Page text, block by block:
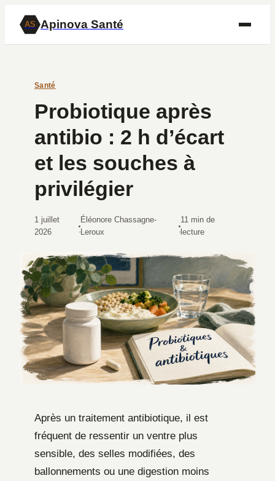
AS Apinova Santé
Santé
Probiotique après
antibio : 2 h d’écart
et les souches à
privilégier
1 juillet
2026
·
Éléonore Chassagne-
Leroux
·
11 min de
lecture
Après un traitement antibiotique, il est
fréquent de ressentir un ventre plus
sensible, des selles modifiées, des
ballonnements ou une digestion moins